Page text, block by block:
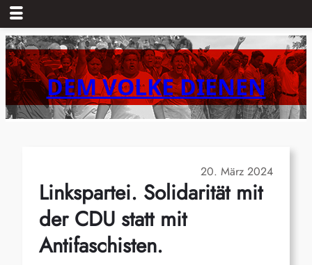
Zum
Inhalt
springenDEM VOLKE DIENEN
20. März 2024
Linkspartei. Solidarität mit
der CDU statt mit
Antifaschisten.